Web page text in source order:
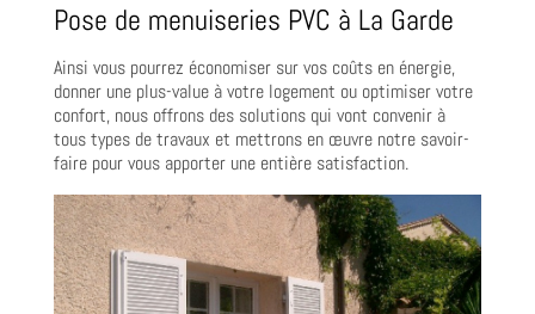
Pose de menuiseries PVC à La Garde
Ainsi vous pourrez économiser sur vos coûts en énergie,
donner une plus-value à votre logement ou optimiser votre
confort, nous offrons des solutions qui vont convenir à
tous types de travaux et mettrons en œuvre notre savoir-
faire pour vous apporter une entière satisfaction.